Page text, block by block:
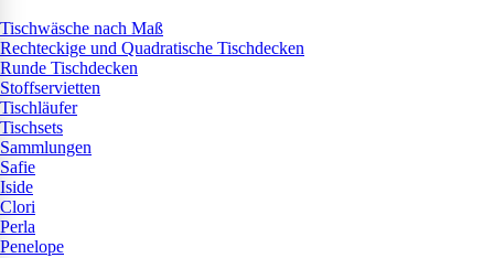
Tischwäsche nach Maß
Rechteckige und Quadratische Tischdecken
Runde Tischdecken
Stoffservietten
Tischläufer
Tischsets
Sammlungen
Safie
Iside
Clori
Perla
Penelope